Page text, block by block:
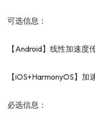
可选信息：
【Android】线性加速度
【iOS+HarmonyOS】
必选信息：